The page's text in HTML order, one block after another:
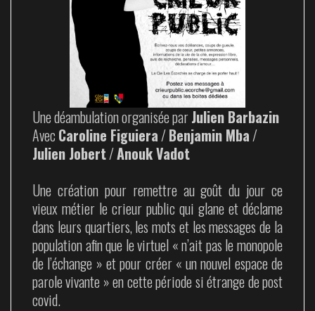
Une déambulation organisée parJulien Barbazin
Avec Caroline Figuiera/Benjamin Mba/
Julien Jobert/Anouk Vadot
Une création pour remettre au goût du jour ce
vieux métier le crieur public qui glane et déclame
dans leurs quartiers, les mots et les messages de la
population afin que le virtuel « n’ait pas le monopole
de l’échange » et pour créer « un nouvel espace de
parole vivante » en cette période si étrange de post
covid.